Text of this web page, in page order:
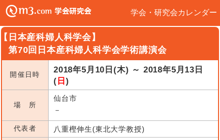
学会・研究会カレンダー
日本産科婦人科学会】
第70回日本産科婦人科学会学術講演会
開催日時
2018年5月10日(木) ～ 2018年5月13日
( 日 )
場 所
仙台市
－
代表者 八重樫伸生(東北大学教授)